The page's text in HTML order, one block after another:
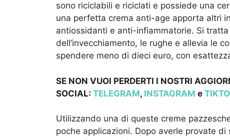
sono riciclabili e riciclati e possiede una
una perfetta crema anti-age apporta altri
antiossidanti e anti-infiammatorie. Si
dell’invecchiamento, le rughe e allevia le
spendere meno di dieci euro, con
SE NON VUOI PERDERTI I NOSTRI
SOCIAL: TELEGRAM, INSTAGRAM e
Utilizzando una di queste creme
poche applicazioni. Dopo averle provate